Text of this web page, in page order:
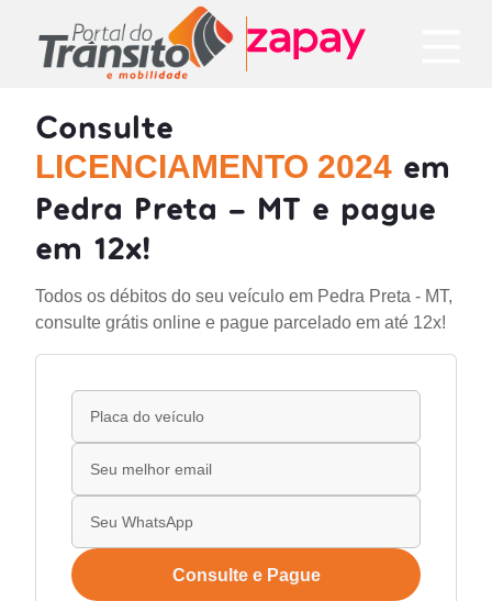
Consulte
LICENCIAMENTO 2024 em
Pedra Preta - MT e pague
em 12x!
Todos os débitos do seu veículo em Pedra Preta - MT,
consulte grátis online e pague parcelado em até 12x!
Consulte e Pague